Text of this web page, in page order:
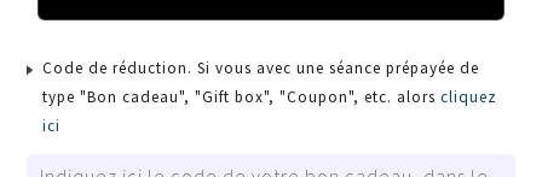
Code de réduction. Si vous avec une séance prépayée de
type "Bon cadeau", "Gift box", "Coupon", etc. alorscliquez
ici